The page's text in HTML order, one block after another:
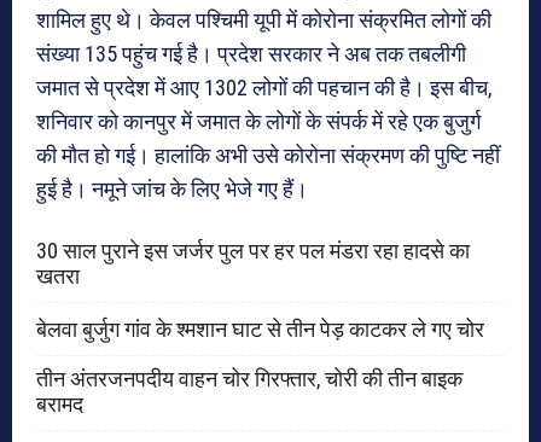
शामिल हुए थे। केवल पश्चिमी यूपी में कोरोना संक्रमित लोगों की
संख्या 135 पहुंच गई है। प्रदेश सरकार ने अब तक तबलीगी
जमात से प्रदेश में आए 1302 लोगों की पहचान की है। इस बीच,
शनिवार को कानपुर में जमात के लोगों के संपर्क में रहे एक बुजुर्ग
की मौत हो गई। हालांकि अभी उसे कोरोना संक्रमण की पुष्टि नहीं
हुई है। नमूने जांच के लिए भेजे गए हैं।
30 साल पुराने इस जर्जर पुल पर हर पल मंडरा रहा हादसे का
खतरा
बेलवा बुर्जुग गांव के श्मशान घाट से तीन पेड़ काटकर ले गए चोर
तीन अंतरजनपदीय वाहन चोर गिरफ्तार, चोरी की तीन बाइक
बरामद